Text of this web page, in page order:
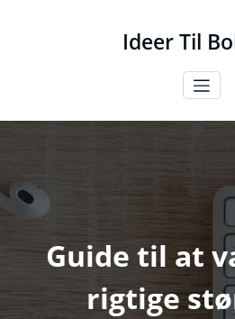
Ideer Til
Guide til at
rigtige